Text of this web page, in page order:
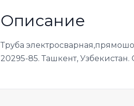
Описание
Труба
20295-85. Ташкент,